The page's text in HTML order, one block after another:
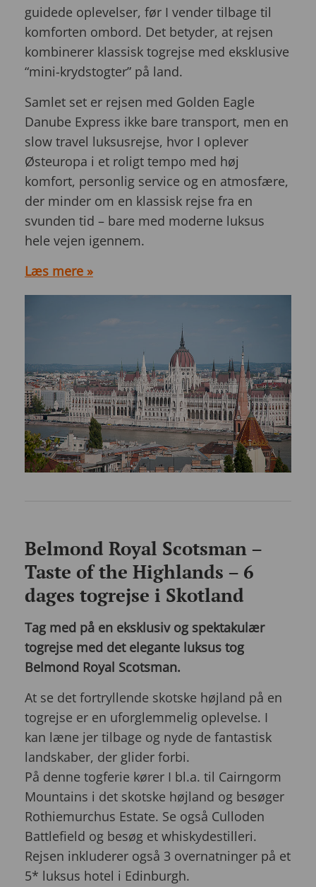
guidede oplevelser, før I vender tilbage til
komforten ombord. Det betyder, at rejsen
kombinerer klassisk togrejse med eksklusive
“mini-krydstogter” på land.
Samlet set er rejsen med Golden Eagle
Danube Express ikke bare transport, men en
slow travel luksusrejse, hvor I oplever
Østeuropa i et roligt tempo med høj
komfort, personlig service og en atmosfære,
der minder om en klassisk rejse fra en
svunden tid – bare med moderne luksus
hele vejen igennem.
Læs mere »
Belmond Royal Scotsman –
Taste of the Highlands – 6
dages togrejse i Skotland
Tag med på en eksklusiv og spektakulær
togrejse med det elegante luksus tog
Belmond Royal Scotsman.
At se det fortryllende skotske højland på en
togrejse er en uforglemmelig oplevelse. I
kan læne jer tilbage og nyde de fantastisk
landskaber, der glider forbi.
På denne togferie kører I bl.a. til Cairngorm
Mountains i det skotske højland og besøger
Rothiemurchus Estate. Se også Culloden
Battlefield og besøg et whiskydestilleri.
Rejsen inkluderer også 3 overnatninger på et
5* luksus hotel i Edinburgh.